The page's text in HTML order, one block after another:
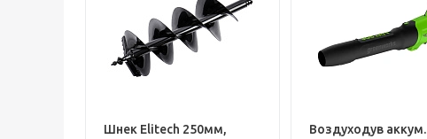
Шнек Elitech 250мм,
Воздуходув аккум.